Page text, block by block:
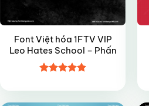
Font Việt hóa 1FTV VIP
Leo Hates School – Phấn
hạng4.95
sao